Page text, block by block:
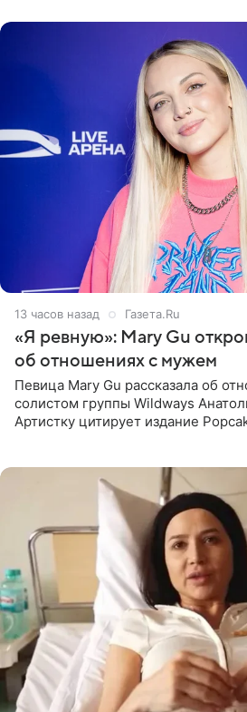
13 часов назад Газета.Ru
«Я ревную»: Mary Gu
об отношениях с мужем
Певица Mary Gu рассказала об
солистом группы Wildways
Артистку цитирует издание